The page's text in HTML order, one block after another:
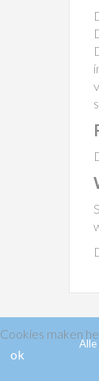
Cookies maken
ok